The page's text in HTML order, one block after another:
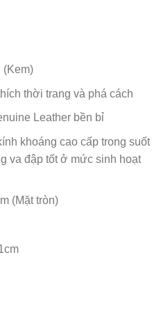
(Kem)
thời trang và phá cách
Leather bền bỉ
khoáng cao cấp trong suốt
va đập tốt ở mức sinh hoạt
(Mặt tròn)